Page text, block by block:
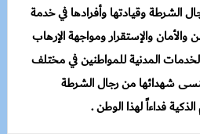
الشرطة وقيادتها وأفرادها في خدمة
والأمان والإستقرار ومواجهة الإرهاب
المدنية للمواطنين في مختلف
شهدائها من رجال الشرطة
فداءاً لهذا الوطن .